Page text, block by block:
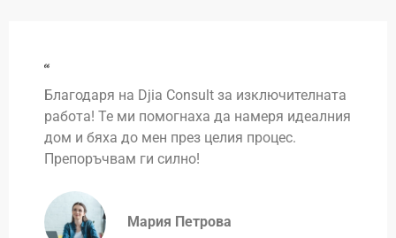
Благодаря на Djia Consult за изключителната
работа! Те ми помогнаха да намеря идеалния
дом и бяха до мен през целия процес.
Препоръчвам ги силно!
Мария Петрова